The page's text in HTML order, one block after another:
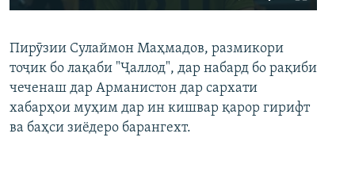
Auto 240p 360p 480p
720p 1080p
360p
480p
Пирӯзии Сулаймон Маҳмадов, размикори
тоҷик бо лақаби "Ҷаллод", дар набард бо рақиби
чеченаш дар Арманистон дар сархати
хабарҳои муҳим дар ин кишвар қарор гирифт
ва баҳси зиёдеро барангехт.